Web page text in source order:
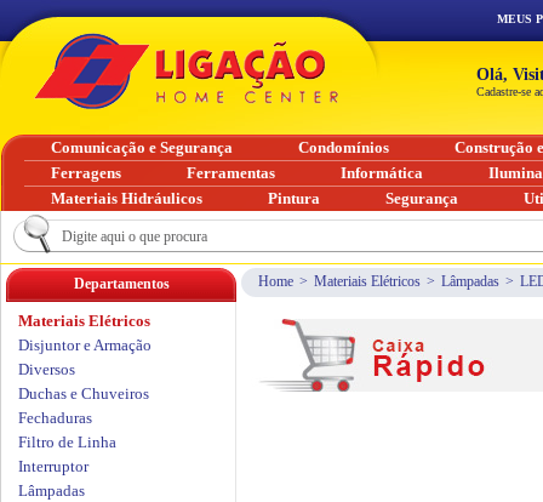
Home > Materiais Elétricos > Lâmpadas >
Departamentos
Materiais Elétricos
Disjuntor e Armação
Diversos
Duchas e Chuveiros
Fechaduras
Filtro de Linha
Interruptor
Lâmpadas
MEUS
Olá,
Cadastre-se
Comunicação e Segurança Condomínios
Construção
Ferragens
Ferramentas Informática
Materiais Hidráulicos
Pintura Segurança